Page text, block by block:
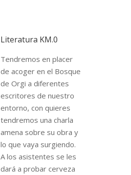
Literatura KM.0
Tendremos en placer
de acoger en el Bosque
de Orgi a diferentes
escritores de nuestro
entorno, con quieres
tendremos una charla
amena sobre su obra y
lo que vaya surgiendo.
A los asistentes se les
dará a probar cerveza